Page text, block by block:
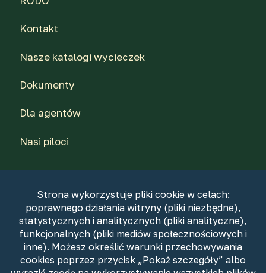
Kontakt
Nasze katalogi wycieczek
Dokumenty
Dla agentów
Nasi piloci